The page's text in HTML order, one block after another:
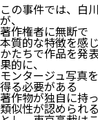
この事件では、白
が、
著作権者に無断で
本質的な特徴を感
かたちで作品を発
果的に、
モンタージュ写真
得る必要がある
著作物が独自に持
類似性が認められる